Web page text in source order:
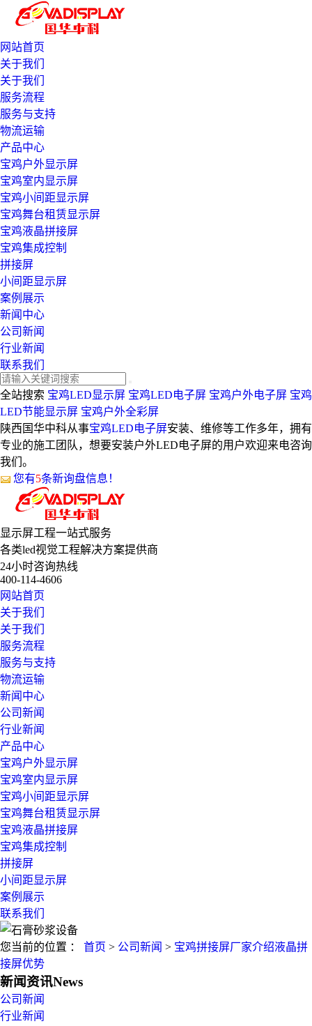
网站首页
关于我们
关于我们
服务流程
服务与支持
物流运输
产品中心
宝鸡户外显示屏
宝鸡室内显示屏
宝鸡小间距显示屏
宝鸡舞台租赁显示屏
宝鸡液晶拼接屏
宝鸡集成控制
拼接屏
小间距显示屏
案例展示
新闻中心
公司新闻
行业新闻
联系我们
全站搜索 宝鸡LED显示屏 宝鸡LED电子屏 宝鸡户外电子屏 宝鸡
LED节能显示屏 宝鸡户外全彩屏
陕西国华中科从事宝鸡LED电子屏安装、维修等工作多年，拥有
专业的施工团队，想要安装户外LED电子屏的用户欢迎来电咨询
我们。
您有5条新询盘信息！
显示屏工程一站式服务
各类led视觉工程解决方案提供商
24小时咨询热线
400-114-4606
网站首页
关于我们
关于我们
服务流程
服务与支持
物流运输
新闻中心
公司新闻
行业新闻
产品中心
宝鸡户外显示屏
宝鸡室内显示屏
宝鸡小间距显示屏
宝鸡舞台租赁显示屏
宝鸡液晶拼接屏
宝鸡集成控制
拼接屏
小间距显示屏
案例展示
联系我们
您当前的位置 ： 首页 > 公司新闻 > 宝鸡拼接屏厂家介绍液晶拼
接屏优势
新闻资讯News
公司新闻
行业新闻